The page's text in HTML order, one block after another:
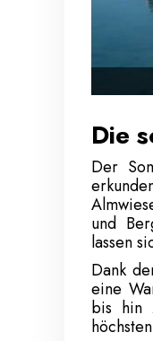
Die
Der
und
lassen
Dank
eine
bis hin